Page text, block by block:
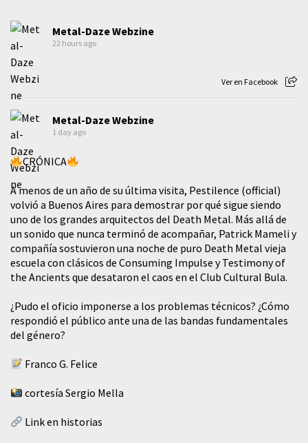
Metal-Daze Webzine
22 hours ago
Ver en Facebook
Metal-Daze Webzine
1 day ago
CRÓNICA
A menos de un año de su última visita, Pestilence (official)
volvió a Buenos Aires para demostrar por qué sigue siendo
uno de los grandes arquitectos del Death Metal. Más allá de
un sonido que nunca terminó de acompañar, Patrick Mameli y
compañía sostuvieron una noche de puro Death Metal vieja
escuela con clásicos de Consuming Impulse y Testimony of
the Ancients que desataron el caos en el Club Cultural Bula.
¿Pudo el oficio imponerse a los problemas técnicos? ¿Cómo
respondió el público ante una de las bandas fundamentales
del género?
Franco G. Felice
cortesía Sergio Mella
Link en historias